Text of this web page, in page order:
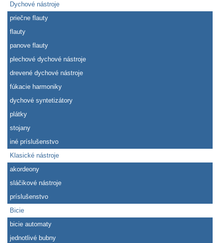
Dychové nástroje
priečne flauty
flauty
panove flauty
plechové dychové nástroje
drevené dychové nástroje
fúkacie harmoniky
dychové syntetizátory
plátky
stojany
iné príslušenstvo
Klasické nástroje
akordeony
sláčikové nástroje
príslušenstvo
Bicie
bicie automaty
jednotlivé bubny